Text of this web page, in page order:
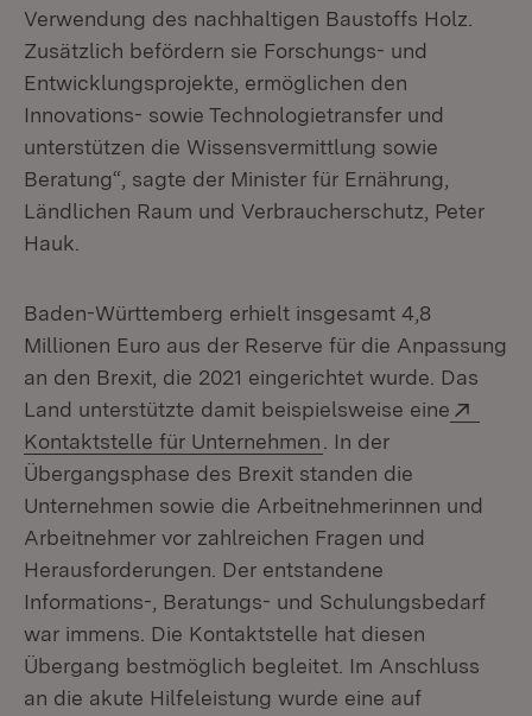
Verwendung des nachhaltigen Baustoffs Holz.
Zusätzlich befördern sie Forschungs- und
Entwicklungsprojekte, ermöglichen den
Innovations- sowie Technologietransfer und
unterstützen die Wissensvermittlung sowie
Beratung“, sagte der Minister für Ernährung,
Ländlichen Raum und Verbraucherschutz, Peter
Hauk.
Baden-Württemberg erhielt insgesamt 4,8
Millionen Euro aus der Reserve für die Anpassung
an den Brexit, die 2021 eingerichtet wurde. Das
Land unterstützte damit beispielsweise eine
Kontaktstelle für Unternehmen (Öffnet in neuem
. In der
Übergangsphase des Brexit standen die
Unternehmen sowie die Arbeitnehmerinnen und
Arbeitnehmer vor zahlreichen Fragen und
Herausforderungen. Der entstandene
Informations-, Beratungs- und Schulungsbedarf
war immens. Die Kontaktstelle hat diesen
Übergang bestmöglich begleitet. Im Anschluss
an die akute Hilfeleistung wurde eine auf